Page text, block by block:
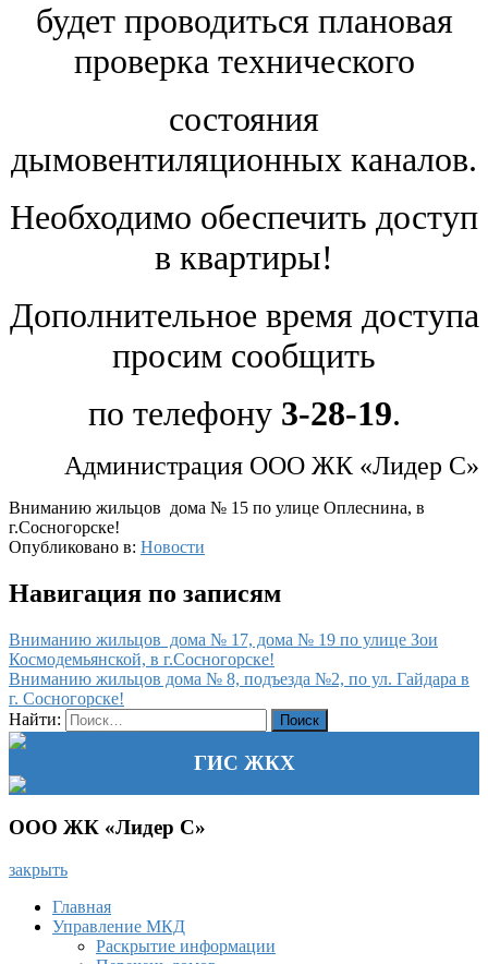
будет проводиться плановая
проверка технического
состояния
дымовентиляционных каналов.
Необходимо обеспечить доступ
в квартиры!
Дополнительное время доступа
просим сообщить
по телефону 3-28-19.
Администрация ООО ЖК «Лидер С»
Вниманию жильцов дома № 15 по улице Оплеснина, в
г.Сосногорске!
Опубликовано в: Новости
Навигация по записям
Вниманию жильцов дома № 17, дома № 19 по улице Зои
Космодемьянской, в г.Сосногорске!
Вниманию жильцов дома № 8, подъезда №2, по ул. Гайдара в
г. Сосногорске!
Найти:
ГИС ЖКХ
ООО ЖК «Лидер С»
закрыть
Главная
Управление МКД
Раскрытие информации